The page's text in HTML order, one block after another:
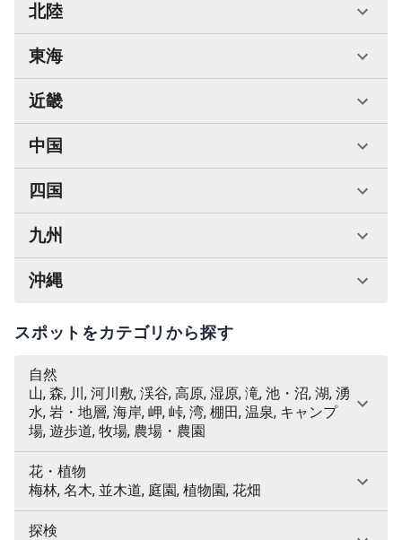
北陸
東海
近畿
中国
四国
九州
沖縄
スポットをカテゴリから探す
自然
山, 森, 川, 河川敷, 渓谷, 高原, 湿原, 滝, 池・沼, 湖, 湧
水, 岩・地層, 海岸, 岬, 峠, 湾, 棚田, 温泉, キャンプ
場, 遊歩道, 牧場, 農場・農園
花・植物
梅林, 名木, 並木道, 庭園, 植物園, 花畑
探検